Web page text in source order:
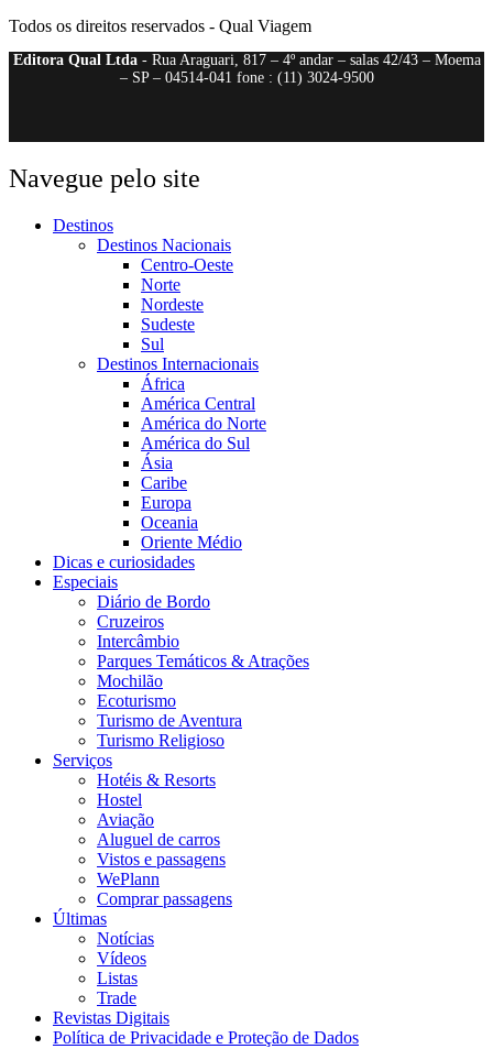
Todos os direitos reservados - Qual Viagem
Editora Qual Ltda- Rua Araguari, 817 – 4º andar – salas 42/43 – Moema
– SP – 04514-041 fone : (11) 3024-9500
Navegue pelo site
Destinos
Destinos Nacionais
Centro-Oeste
Norte
Nordeste
Sudeste
Sul
Destinos Internacionais
África
América Central
América do Norte
América do Sul
Ásia
Caribe
Europa
Oceania
Oriente Médio
Dicas e curiosidades
Especiais
Diário de Bordo
Cruzeiros
Intercâmbio
Parques Temáticos & Atrações
Mochilão
Ecoturismo
Turismo de Aventura
Turismo Religioso
Serviços
Hotéis & Resorts
Hostel
Aviação
Aluguel de carros
Vistos e passagens
WePlann
Comprar passagens
Últimas
Notícias
Vídeos
Listas
Trade
Revistas Digitais
Política de Privacidade e Proteção de Dados